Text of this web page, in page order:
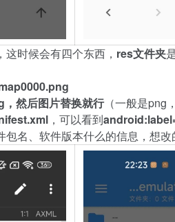
， 这时候会有四个东西 ， res文件夹
ap0000.png
， 然后图片替换就行（一般是png ，
ifest.xml ， 可以看到android:label
包名、 软件版本什么的信息 ， 想改